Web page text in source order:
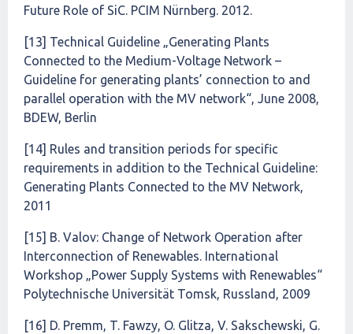
Future Role of SiC. PCIM Nürnberg. 2012.
[13] Technical Guideline „Generating Plants
Connected to the Medium-Voltage Network –
Guideline for generating plants’ connection to and
parallel operation with the MV network“, June 2008,
BDEW, Berlin
[14] Rules and transition periods for specific
requirements in addition to the Technical Guideline:
Generating Plants Connected to the MV Network,
2011
[15] B. Valov: Change of Network Operation after
Interconnection of Renewables. International
Workshop „Power Supply Systems with Renewables“
Polytechnische Universität Tomsk, Russland, 2009
[16] D. Premm, T. Fawzy, O. Glitza, V. Sakschewski, G.